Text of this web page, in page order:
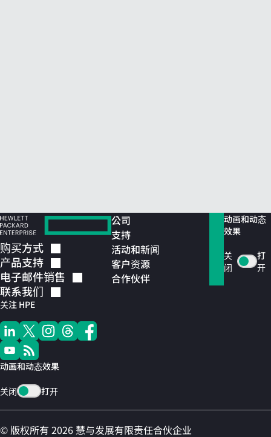
购买方式
产品支持
电子邮件销售
联系我们
关注 HPE
动画和动态效果
关闭 打开
公司
支持
活动和新闻
客户资源
合作伙伴
动画和动态
效果
关
闭
打
开
© 版权所有 2026 慧与发展有限责任合伙企业